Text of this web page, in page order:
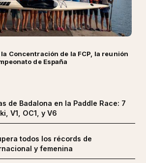
Concentración de la FCP, la reunión
de España
de Badalona en la Paddle Race: 7
V1, OC1, y V6
todos los récords de
y femenina